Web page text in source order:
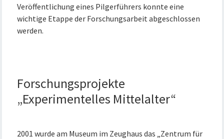
Veröffentlichung eines Pilgerführers konnte eine
wichtige Etappe der Forschungsarbeit abgeschlossen
werden.
Forschungsprojekte
„Experimentelles Mittelalter“
2001 wurde am Museum im Zeughaus das „Zentrum für